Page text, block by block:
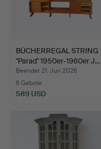
BÜCHERREGAL STRING
"Parad" 1950er-1960er J…
Beendet 21. Jun 2026
6 Gebote
589 USD